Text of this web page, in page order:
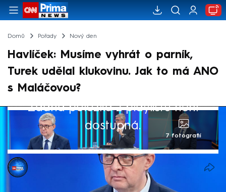
Domů Pořady Nový den
Havlíček: Musíme vyhrát o parník,
Turek udělal klukovinu. Jak to má ANO
s Maláčovou?
Žádná položka z playlistu není
dostupná.
7 fotografií
Michael Cardal
24. dub 2025, 15:35